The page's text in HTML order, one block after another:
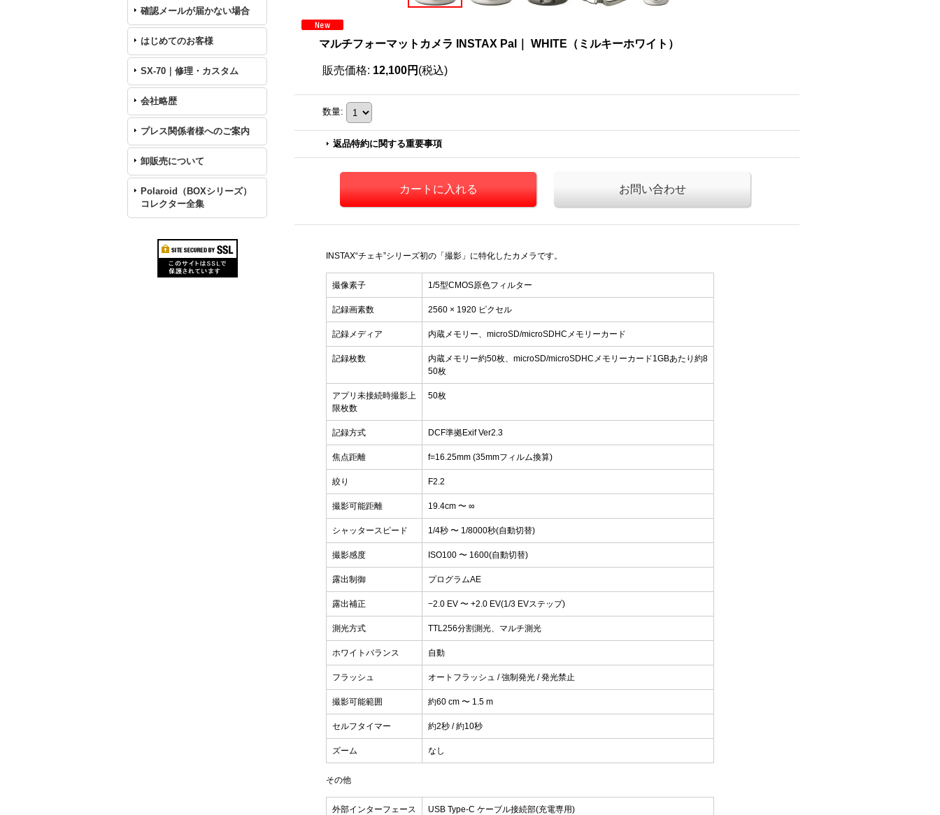
確認メールが届かない場合
はじめてのお客様
SX-70｜修理・カスタム
会社略歴
プレス関係者様へのご案内
卸販売について
Polaroid（BOXシリーズ）
コレクター全集
マルチフォーマットカメラ INSTAX Pal｜ WHITE（ミルキーホワイト）
販売価格: 12,100円 (税込)
数量:
返品特約に関する重要事項
お問い合わせ
INSTAX“チェキ”シリーズ初の「撮影」に特化したカメラです。
撮像素子 1/5型CMOS原色フィルター
記録画素数 2560 × 1920 ピクセル
記録メディア 内蔵メモリー、microSD/microSDHCメモリーカード
記録枚数
内蔵メモリー約50枚、microSD/microSDHCメモリーカード1GBあたり約8
50枚
アプリ未接続時撮影上
限枚数
50枚
記録方式 DCF準拠Exif Ver2.3
焦点距離 f=16.25mm (35mmフィルム換算)
絞り F2.2
撮影可能距離 19.4cm 〜 ∞
シャッタースピード 1/4秒 〜 1/8000秒(自動切替)
撮影感度 ISO100 〜 1600(自動切替)
露出制御 プログラムAE
露出補正 −2.0 EV 〜 +2.0 EV(1/3 EVステップ)
測光方式 TTL256分割測光、マルチ測光
ホワイトバランス 自動
フラッシュ オートフラッシュ / 強制発光 / 発光禁止
撮影可能範囲 約60 cm 〜 1.5 m
セルフタイマー 約2秒 / 約10秒
ズーム なし
その他
外部インターフェース USB Type-C ケーブル接続部(充電専用)